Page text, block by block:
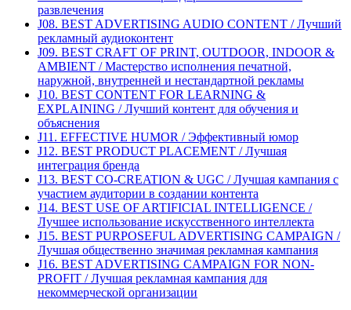
развлечения
J08. BEST ADVERTISING AUDIO CONTENT / Лучший
рекламный аудиоконтент
J09. BEST CRAFT OF PRINT, OUTDOOR, INDOOR &
AMBIENT / Мастерство исполнения печатной,
наружной, внутренней и нестандартной рекламы
J10. BEST CONTENT FOR LEARNING &
EXPLAINING / Лучший контент для обучения и
объяснения
J11. EFFECTIVE HUMOR / Эффективный юмор
J12. BEST PRODUCT PLACEMENT / Лучшая
интеграция бренда
J13. BEST CO-CREATION & UGC / Лучшая кампания с
участием аудитории в создании контента
J14. BEST USE OF ARTIFICIAL INTELLIGENCE /
Лучшее использование искусственного интеллекта
J15. BEST PURPOSEFUL ADVERTISING CAMPAIGN /
Лучшая общественно значимая рекламная кампания
J16. BEST ADVERTISING CAMPAIGN FOR NON-
PROFIT / Лучшая рекламная кампания для
некоммерческой организации